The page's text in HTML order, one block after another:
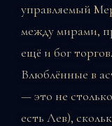
управляемый
между мирами,
ещё и бог
Влюблённые в
— это не
есть Лев),